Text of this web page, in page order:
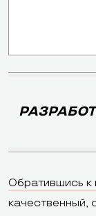
Типы сайтов
Обратившись
качественный,